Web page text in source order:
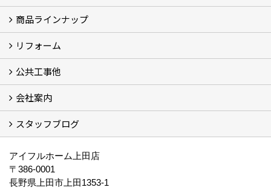
フォトギャラリー
モデルハウス (7)
現場レポート
完工事例
お客様の声
商品ラインナップ
商品ラインアップ一覧
FAVO（フェイボ）【自由設計】
Lodina（ロディナ）【規格住宅】
全館空調システム
リフォーム
コンセプト (2)
選ばれる理由
施工実例（フォトギャラリー）
公共工事他
建築工事 実績
土木工事 実績
一般建築(別荘)
公共工事部スタッフ紹介
会社案内
社長挨拶
会社概要
採用情報
アクセス
スタッフ紹介
スタッフブログ
資格取得一覧
プライバシーポリシー
地域貢献 (3)
スタッフブログ
アイフルホーム上田店
〒386-0001
長野県上田市上田1353-1